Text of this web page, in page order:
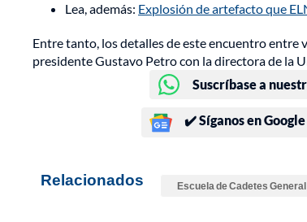
Lea, además: Explosión de artefacto que
Entre tanto, los detalles de este encuentro entre
presidente Gustavo Petro con la directora de la
Suscríbase a
✔️ Síganos en
Relacionados Escuela de Cadetes